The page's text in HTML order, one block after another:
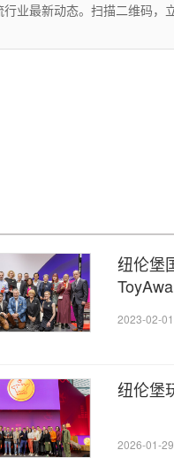
业最新动态。扫描二维码，
纽伦堡
2023-02-
纽伦堡
2026-01-